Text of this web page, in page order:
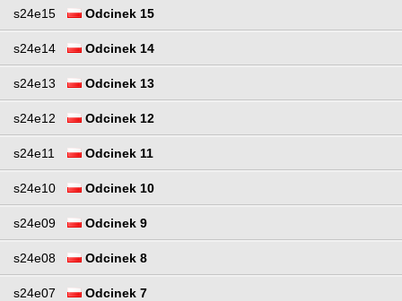
s24e15 Odcinek 15
s24e14 Odcinek 14
s24e13 Odcinek 13
s24e12 Odcinek 12
s24e11 Odcinek 11
s24e10 Odcinek 10
s24e09 Odcinek 9
s24e08 Odcinek 8
s24e07 Odcinek 7